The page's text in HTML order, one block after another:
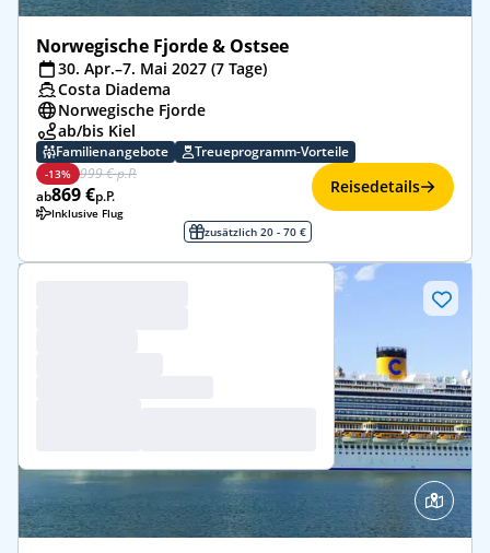
Norwegische Fjorde & Ostsee
30. Apr.–7. Mai 2027 (7 Tage)
Costa Diadema
Norwegische Fjorde
ab/bis Kiel
Familienangebote Treueprogramm-Vorteile
-13% 999 € p.P.
ab869 €p.P.
Inklusive Flug
zusätzlich 20 - 70 €
Reisedetails